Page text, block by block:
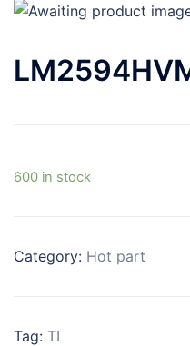
600 in stock
Category: Hot part
Tag: TI